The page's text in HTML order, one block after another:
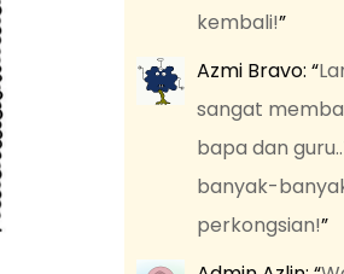
kembali!”
Azmi Bravo: “
sangat
bapa dan
banyak-
perkongsian!”